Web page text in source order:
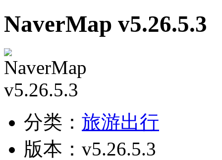
NaverMap v5.26.5.3
分类： 旅游出行
版本：v5.26.5.3